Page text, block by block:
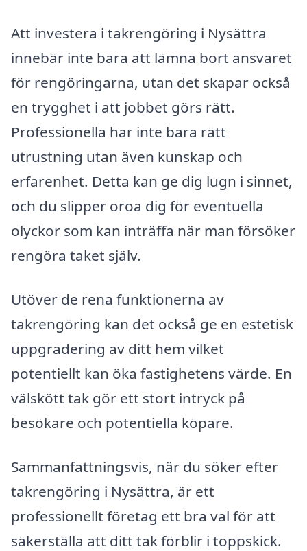
Att investera i takrengöring i Nysättra
innebär inte bara att lämna bort ansvaret
för rengöringarna, utan det skapar också
en trygghet i att jobbet görs rätt.
Professionella har inte bara rätt
utrustning utan även kunskap och
erfarenhet. Detta kan ge dig lugn i sinnet,
och du slipper oroa dig för eventuella
olyckor som kan inträffa när man försöker
rengöra taket själv.
Utöver de rena funktionerna av
takrengöring kan det också ge en estetisk
uppgradering av ditt hem vilket
potentiellt kan öka fastighetens värde. En
välskött tak gör ett stort intryck på
besökare och potentiella köpare.
Sammanfattningsvis, när du söker efter
takrengöring i Nysättra, är ett
professionellt företag ett bra val för att
säkerställa att ditt tak förblir i toppskick.